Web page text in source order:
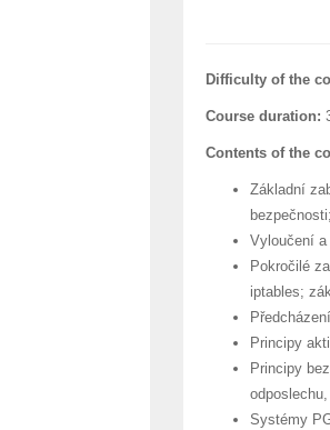
Difficulty of the
Course duration:
Contents of the
Základní
Vyloučení a
Pokročilé
iptables;
Principy
Principy
Systémy